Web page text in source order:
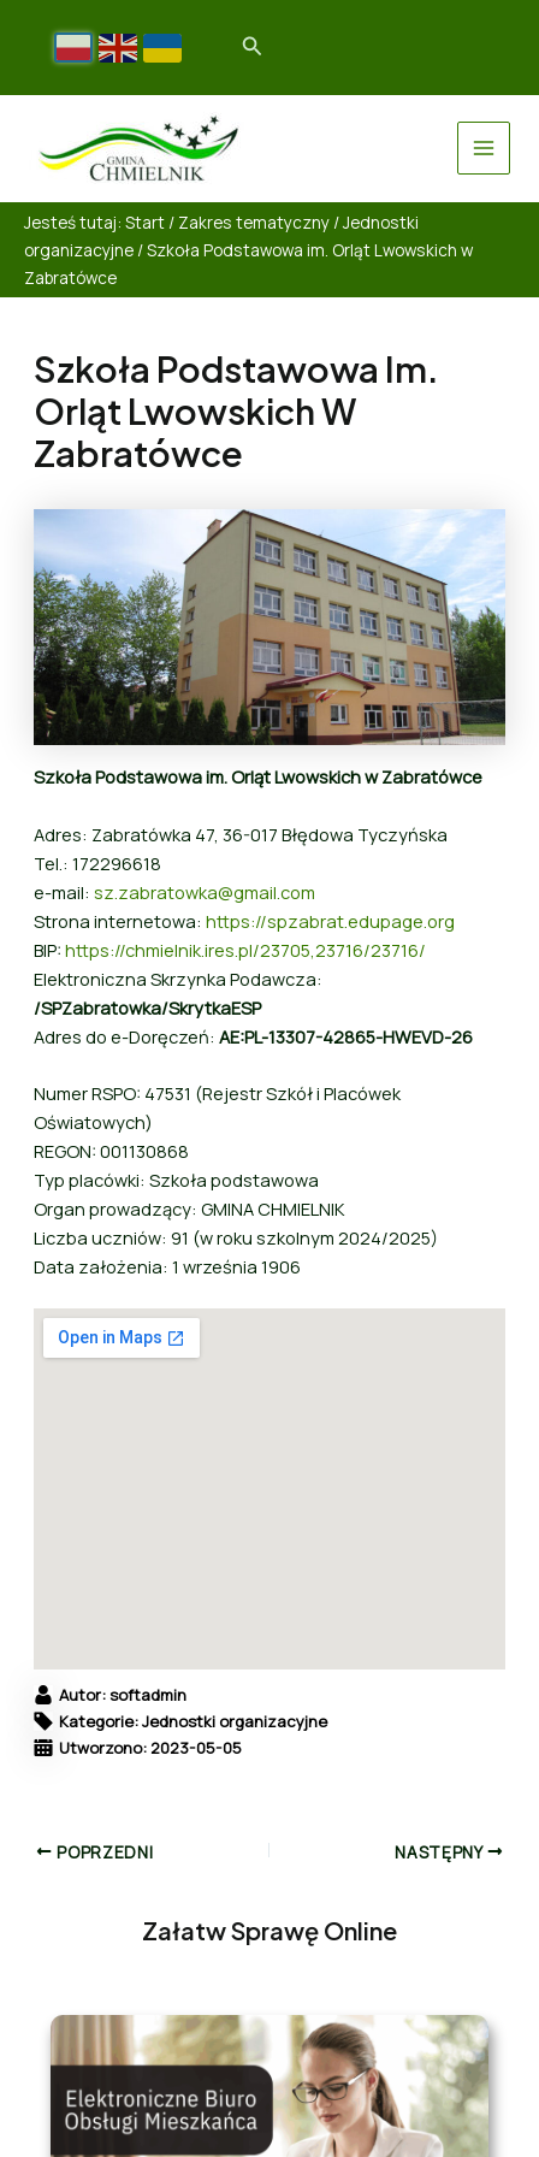
Jesteś tutaj: Start / Zakres tematyczny /Jednostki
organizacyjne /Szkoła Podstawowa im. Orląt Lwowskich w
Zabratówce
Szkoła Podstawowa Im.
Orląt Lwowskich W
Zabratówce
Szkoła Podstawowa im. Orląt Lwowskich w Zabratówce
Adres: Zabratówka 47, 36-017 Błędowa Tyczyńska
Tel.: 172296618
e-mail: sz.zabratowka@gmail.com
Strona internetowa: https://spzabrat.edupage.org
BIP: https://chmielnik.ires.pl/23705,23716/23716/
Elektroniczna Skrzynka Podawcza:
/SPZabratowka/SkrytkaESP
Adres do e-Doręczeń: AE:PL-13307-42865-HWEVD-26
Numer RSPO: 47531 (Rejestr Szkół i Placówek
Oświatowych)
REGON: 001130868
Typ placówki: Szkoła podstawowa
Organ prowadzący: GMINA CHMIELNIK
Liczba uczniów: 91 (w roku szkolnym 2024/2025)
Data założenia: 1 września 1906
Autor: softadmin
Kategorie: Jednostki organizacyjne
Utworzono: 2023-05-05
POPRZEDNI NASTĘPNY
Załatw Sprawę Online